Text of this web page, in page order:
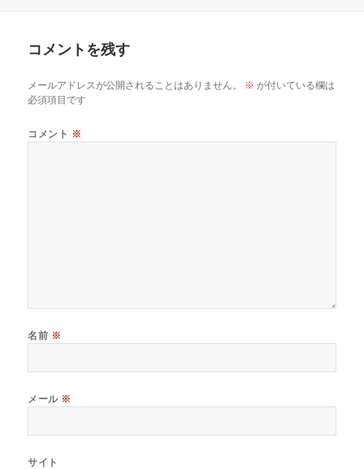
コメントを残す
メールアドレスが公開されることはありません。 ※ が付いている欄は
必須項目です
コメント ※
名前 ※
メール ※
サイト